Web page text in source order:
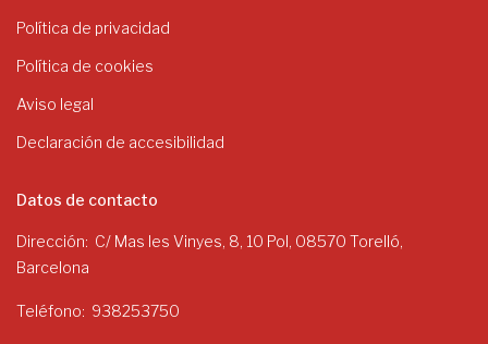
Política de privacidad
Política de cookies
Aviso legal
Declaración de accesibilidad
Datos de contacto
Dirección
C/ Mas les Vinyes, 8, 10 Pol, 08570 Torelló,
Barcelona
Teléfono 938253750